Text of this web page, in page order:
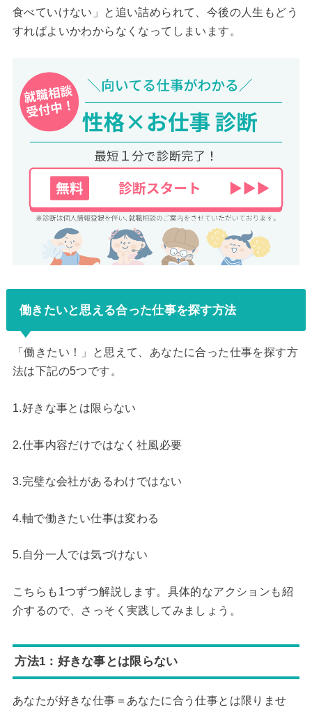
食べていけない」と追い詰められて、今後の人生もどう
すればよいかわからなくなってしまいます。
働きたいと思える合った仕事を探す方法
「働きたい！」と思えて、あなたに合った仕事を探す方
法は下記の5つです。
1.好きな事とは限らない
2.仕事内容だけではなく社風必要
3.完璧な会社があるわけではない
4.軸で働きたい仕事は変わる
5.自分一人では気づけない
こちらも1つずつ解説します。具体的なアクションも紹
介するので、さっそく実践してみましょう。
方法1：好きな事とは限らない
あなたが好きな仕事＝あなたに合う仕事とは限りませ